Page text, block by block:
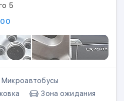
5
Микроавтобусы
Зона ожидания